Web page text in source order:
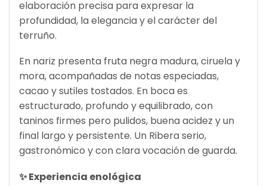
elaboración precisa para expresar la
profundidad, la elegancia y el carácter del
terruño.
En nariz presenta fruta negra madura, ciruela y
mora, acompañadas de notas especiadas,
cacao y sutiles tostados. En boca es
estructurado, profundo y equilibrado, con
taninos firmes pero pulidos, buena acidez y un
final largo y persistente. Un Ribera serio,
gastronómico y con clara vocación de guarda.
✨ Experiencia enológica